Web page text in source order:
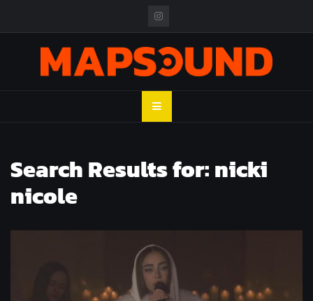
MAPSOUND
Search Results for:nicki
nicole